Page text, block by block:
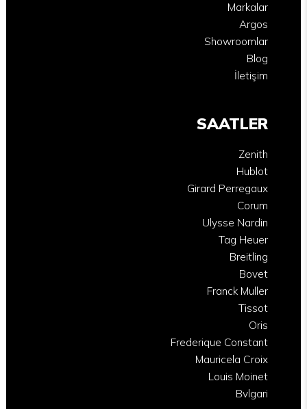
Markalar
Argos
Showroomlar
Blog
İletişim
SAATLER
Zenith
Hublot
Girard Perregaux
Corum
Ulysse Nardin
Tag Heuer
Breitling
Bovet
Franck Muller
Tissot
Oris
Frederique Constant
Mauricela Croix
Louis Moinet
Bvlgari